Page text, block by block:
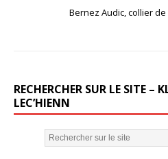
Bernez Audic, collier de
RECHERCHER SUR LE SITE –
LEC’HIENN